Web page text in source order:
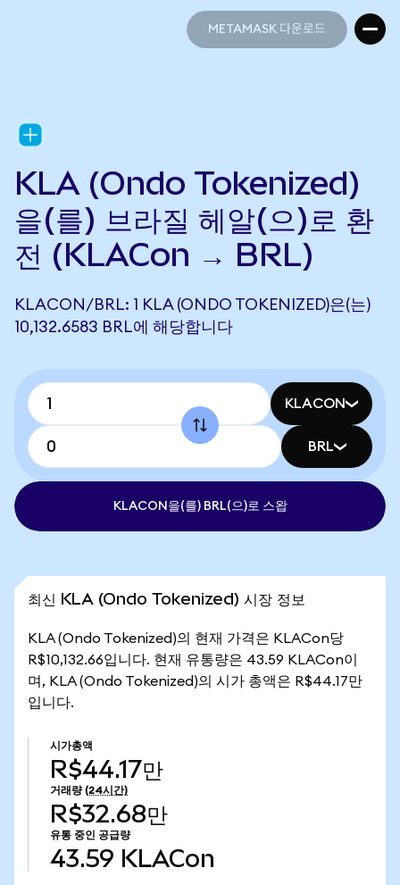
METAMASK 다운로드
KLA (Ondo Tokenized)
을(를) 브라질 헤알(으)로 환
전 (KLACon → BRL)
KLACON/BRL: 1 KLA (ONDO TOKENIZED)은(는)
10,132.6583 BRL에 해당합니다
KLACON
BRL
KLACON을(를) BRL(으)로 스왑
최신 KLA (Ondo Tokenized) 시장 정보
KLA (Ondo Tokenized)의 현재 가격은 KLACon당
R$10,132.66입니다. 현재 유통량은 43.59 KLACon이
며, KLA (Ondo Tokenized)의 시가 총액은 R$44.17만
입니다.
시가총액
R$44.17만
거래량 (24시간)
R$32.68만
유통 중인 공급량
43.59 KLACon